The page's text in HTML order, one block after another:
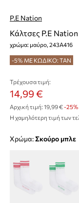
P.E Nation
Κάλτσες P.E
χρώμα: μαύρο, 243A416
-5% ΜΕ ΚΩΔΙΚΟ: TAN
Τρέχουσα τιμή:
14,99 €
Αρχική τιμή: 19,99 €-25%
Η χαμηλότερη τιμή των
Χρώμα: σκούρο μπλε